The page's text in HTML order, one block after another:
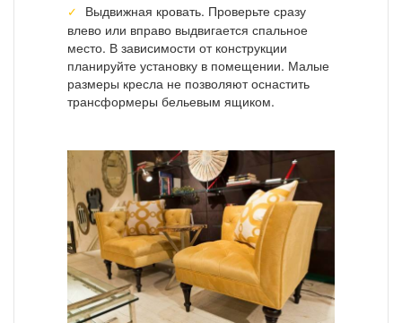
Выдвижная кровать. Проверьте сразу
влево или вправо выдвигается спальное
место. В зависимости от конструкции
планируйте установку в помещении. Малые
размеры кресла не позволяют оснастить
трансформеры бельевым ящиком.